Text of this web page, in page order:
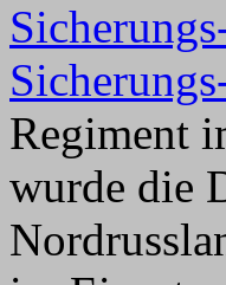
Regiment
wurde die